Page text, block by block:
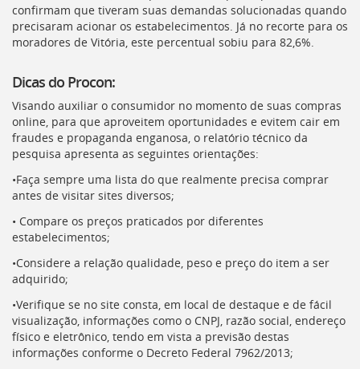
confirmam que tiveram suas demandas solucionadas quando
precisaram acionar os estabelecimentos. Já no recorte para os
moradores de Vitória, este percentual sobiu para 82,6%.
Dicas do Procon:
Visando auxiliar o consumidor no momento de suas compras
online, para que aproveitem oportunidades e evitem cair em
fraudes e propaganda enganosa, o relatório técnico da
pesquisa apresenta as seguintes orientações:
•Faça sempre uma lista do que realmente precisa comprar
antes de visitar sites diversos;
• Compare os preços praticados por diferentes
estabelecimentos;
•Considere a relação qualidade, peso e preço do item a ser
adquirido;
•Verifique se no site consta, em local de destaque e de fácil
visualização, informações como o CNPJ, razão social, endereço
físico e eletrônico, tendo em vista a previsão destas
informações conforme o Decreto Federal 7962/2013;